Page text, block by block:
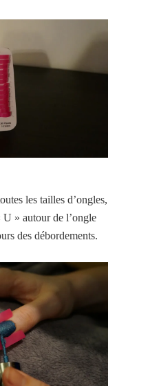
les tailles d’ongles,
U » autour de l’ongle
des débordements.